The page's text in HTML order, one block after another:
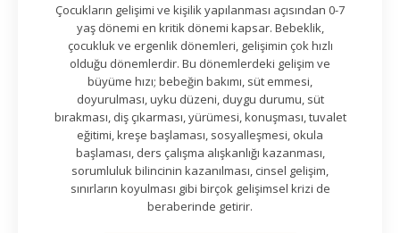
Çocukların gelişimi ve kişilik yapılanması açısından 0-7
yaş dönemi en kritik dönemi kapsar. Bebeklik,
çocukluk ve ergenlik dönemleri, gelişimin çok hızlı
olduğu dönemlerdir. Bu dönemlerdeki gelişim ve
büyüme hızı; bebeğin bakımı, süt emmesi,
doyurulması, uyku düzeni, duygu durumu, süt
bırakması, diş çıkarması, yürümesi, konuşması, tuvalet
eğitimi, kreşe başlaması, sosyalleşmesi, okula
başlaması, ders çalışma alışkanlığı kazanması,
sorumluluk bilincinin kazanılması, cinsel gelişim,
sınırların koyulması gibi birçok gelişimsel krizi de
beraberinde getirir.